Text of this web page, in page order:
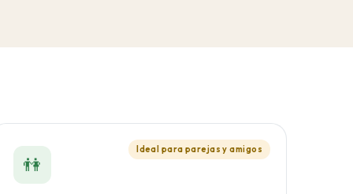
Ideal para parejas y amigos
👫